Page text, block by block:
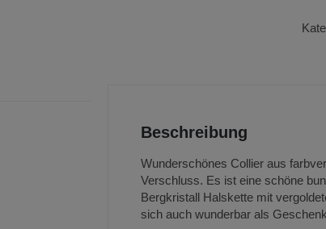
Beschreibung
Wunderschönes Collier aus
Verschluss. Es ist eine schöne
Bergkristall Halskette mit
sich auch wunderbar als